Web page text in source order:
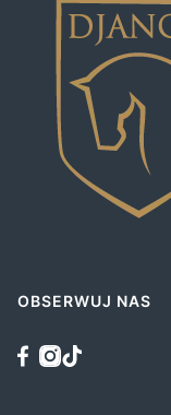
OBSERWUJ NAS